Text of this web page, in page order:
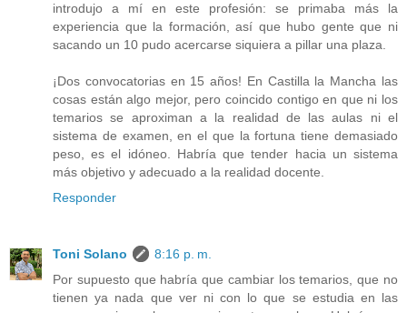
introdujo a mí en este profesión: se primaba más la
experiencia que la formación, así que hubo gente que ni
sacando un 10 pudo acercarse siquiera a pillar una plaza.
¡Dos convocatorias en 15 años! En Castilla la Mancha las
cosas están algo mejor, pero coincido contigo en que ni los
temarios se aproximan a la realidad de las aulas ni el
sistema de examen, en el que la fortuna tiene demasiado
peso, es el idóneo. Habría que tender hacia un sistema
más objetivo y adecuado a la realidad docente.
Responder
Toni Solano
8:16 p. m.
Por supuesto que habría que cambiar los temarios, que no
tienen ya nada que ver ni con lo que se estudia en las